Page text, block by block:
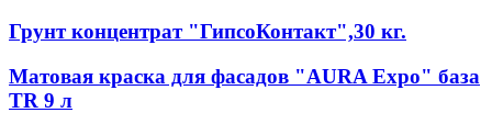
Грунт концентрат "ГипсоКонтакт",30 кг.
Матовая краска для фасадов "AURA Expo" база
TR 9 л